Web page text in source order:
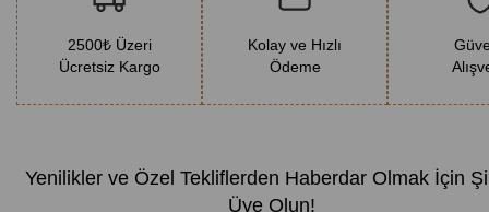
2500₺ Üzeri
Ücretsiz Kargo
Kolay ve Hızlı
Ödeme
Yenilikler ve Özel Tekliflerden Haberdar Olmak İçin
Üye Olun!